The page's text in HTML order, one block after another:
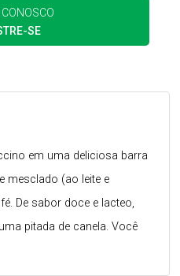
SE
em uma deliciosa barra
mesclado (ao leite e
De sabor doce e lacteo,
pitada de canela. Você